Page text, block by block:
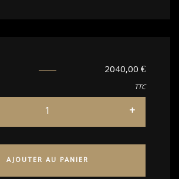
2040,00€
TTC
AJOUTER AU PANIER